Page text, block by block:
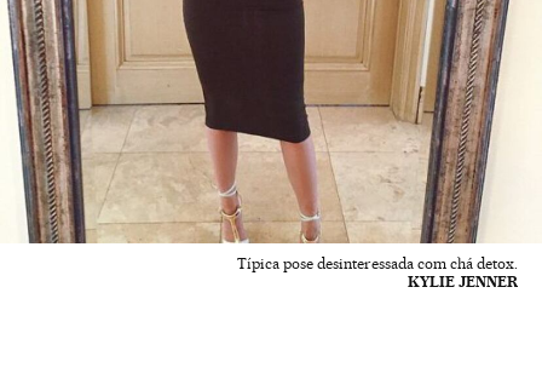
Típica pose desinteressada com chá detox.
KYLIE JENNER